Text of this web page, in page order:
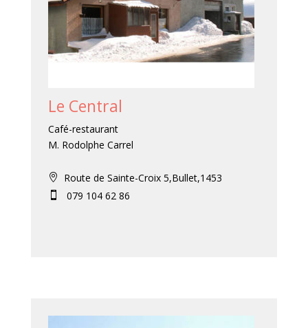
Le Central
Café-restaurant
M. Rodolphe Carrel
 Route de Sainte-Croix 5,Bullet,1453
 079 104 62 86